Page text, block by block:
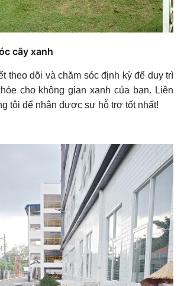
cây xanh
theo dõi và chăm sóc định kỳ để duy trì
cho không gian xanh của bạn. Liên
tôi để nhận được sự hỗ trợ tốt nhất!